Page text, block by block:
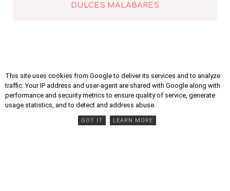
DULCES MALABARES
FESTIVAL DE PIRUETAS
This site uses cookies from Google to deliver its services and to analyze
traffic. Your IP address and user-agent are shared with Google along with
performance and security metrics to ensure quality of service, generate
usage statistics, and to detect and address abuse.
LEARN MORE
GOT IT